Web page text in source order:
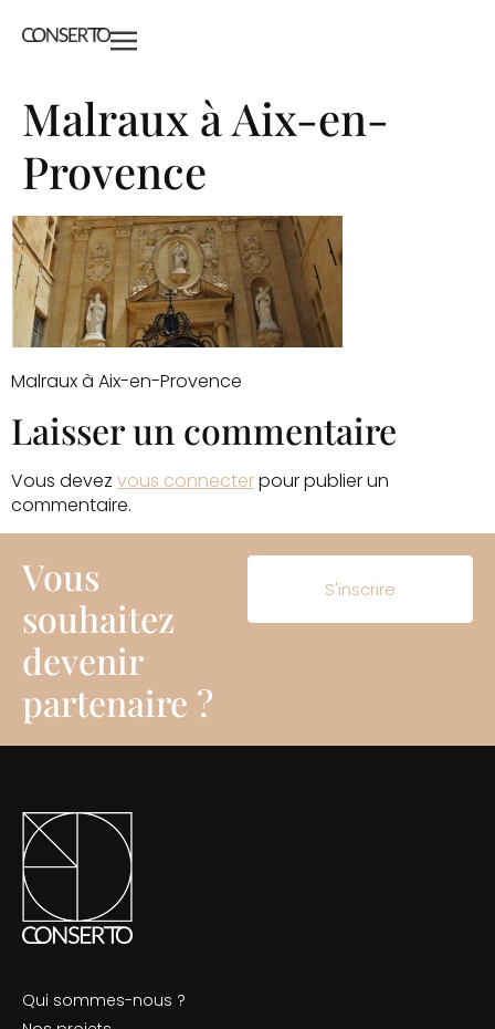
Malraux à Aix-en-
Provence
Malraux à Aix-en-Provence
Laisser un commentaire
Vous devez vous connecterpour publier un
commentaire.
Vous
souhaitez
devenir
partenaire ?
S'inscrire
Qui sommes-nous ?